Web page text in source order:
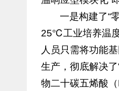
一是构建了“
25℃工业培养温
人员只需将功能
生产，彻底解决
物二十碳五烯酸